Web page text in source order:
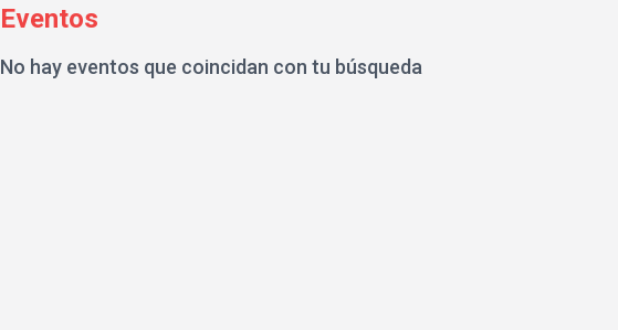
Eventos
No hay eventos que coincidan con tu búsqueda